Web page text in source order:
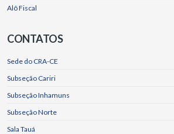
Alô Fiscal
CONTATOS
Sede do CRA-CE
Subseção Cariri
Subseção Inhamuns
Subseção Norte
Sala Tauá